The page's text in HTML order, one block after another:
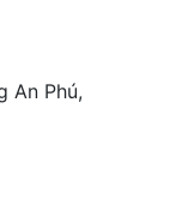
An Phú,